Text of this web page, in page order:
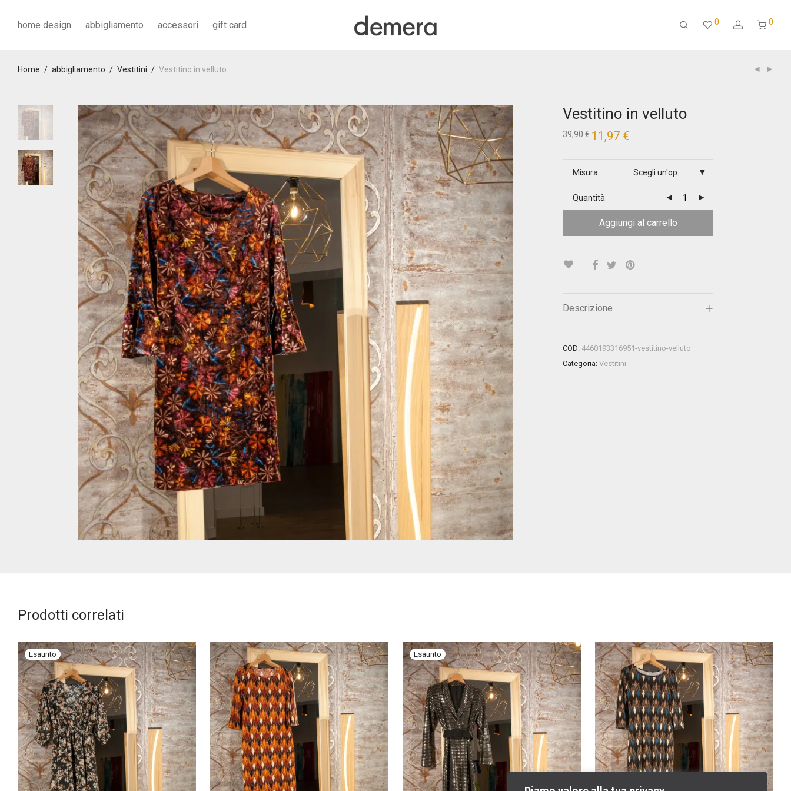
home design abbigliamento accessori gift card 0 0
Home / abbigliamento / Vestitini / Vestitino in velluto
Vestitino in velluto
39,90€ Il
prezzo
11,97 €
Misura
Quantità
Aggiungi al carrello
Descrizione
COD: 4460193316951-vestitino-velluto
Categoria: Vestitini
Prodotti correlati